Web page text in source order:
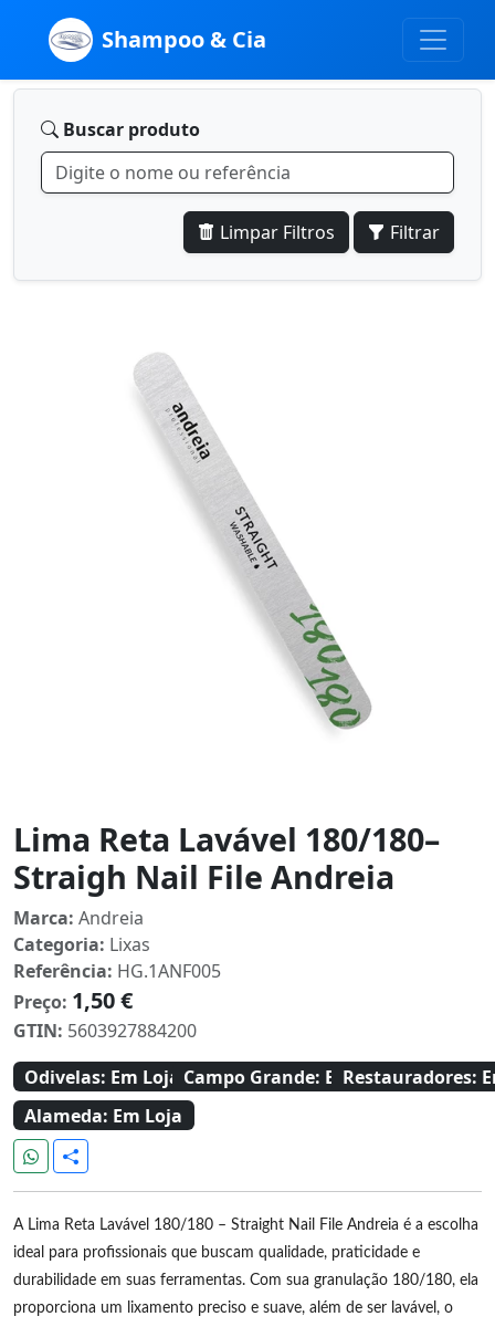
Shampoo & Cia
Buscar produto
Limpar Filtros Filtrar
Lima Reta Lavável 180/180–
Straigh Nail File Andreia
Marca: Andreia
Categoria: Lixas
Referência: HG.1ANF005
Preço: 1,50 €
GTIN: 5603927884200
Odivelas: Em Loja Campo Grande: Em Loja
Restauradores:
Alameda: Em Loja
A Lima Reta Lavável 180/180 – Straight Nail File Andreia é a escolha
ideal para profissionais que buscam qualidade, praticidade e
durabilidade em suas ferramentas. Com sua granulação 180/180, ela
proporciona um lixamento preciso e suave, além de ser lavável, o